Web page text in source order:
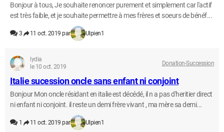
Bonjour à tous, Je souhaite renoncer purement et simplement car l'actif
est très faible, et je souhaite permettre à mes frères et soeurs de bénéf...
3 11 oct. 2019 par Ulpien1
lydia
le 10 oct. 2019
Donation-Succession
Italie sucession oncle sans enfant ni conjoint
Bonjour Mon oncle résidant en italie est décédé, il n a pas d'heritier direct
ni enfant ni conjoint. il reste un demi frère vivant , ma mère sa demi...
1 11 oct. 2019 par Ulpien1